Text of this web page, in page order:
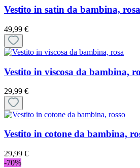
Vestito in satin da bambina, rosa
49,99 €
Vestito in viscosa da bambina,
29,99 €
Vestito in cotone da bambina,
29,99 €
-70%